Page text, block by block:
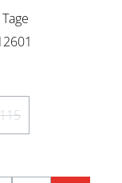
ist zurzeit nicht
Option ist zurzeit nicht
115(Diese Option ist